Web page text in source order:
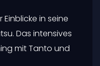
in seine
Das intensives
mit Tanto und